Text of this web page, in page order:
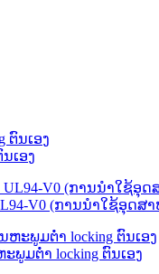
ນເອງ
V0 (ການນໍາໃຊ້ອຸດສ
ພູມຕ່ໍາ locking ຕົນເອງ